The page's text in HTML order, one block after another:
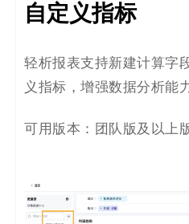
自定义指标
轻析报表支持新建计算字
义指标，增强数据分析能力
可用版本：团队版及以上